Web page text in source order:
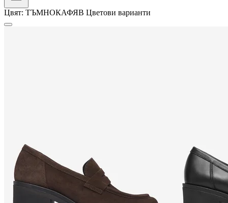
Цвят: ТЪМНОКАФЯВ Цветови варианти